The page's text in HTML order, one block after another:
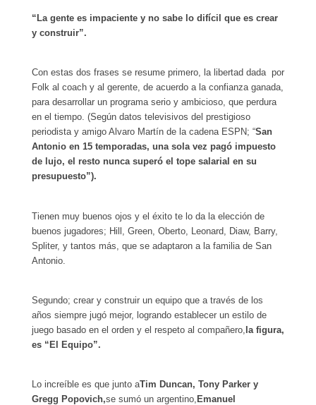
“La gente es impaciente y no sabe lo difícil que es crear
y construir”.
Con estas dos frases se resume primero, la libertad dada por
Folk al coach y al gerente, de acuerdo a la confianza ganada,
para desarrollar un programa serio y ambicioso, que perdura
en el tiempo. (Según datos televisivos del prestigioso
periodista y amigo Alvaro Martín de la cadena ESPN; “San
Antonio en 15 temporadas, una sola vez pagó impuesto
de lujo, el resto nunca superó el tope salarial en su
presupuesto”).
Tienen muy buenos ojos y el éxito te lo da la elección de
buenos jugadores; Hill, Green, Oberto, Leonard, Diaw, Barry,
Spliter, y tantos más, que se adaptaron a la familia de San
Antonio.
Segundo; crear y construir un equipo que a través de los
años siempre jugó mejor, logrando establecer un estilo de
juego basado en el orden y el respeto al compañero, la figura,
es “El Equipo”.
Lo increíble es que junto aTim Duncan, Tony Parker y
Gregg Popovich,se sumó un argentino, Emanuel